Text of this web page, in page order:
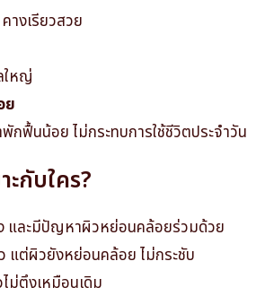
างเรียวสวย
ใหญ่
ย
พักฟื้นน้อย ไม่กระทบการใช้ชีวิตประจำวัน
กับใคร?
และมีปัญหาผิวหย่อนคล้อยร่วมด้วย
แต่ผิวยังหย่อนคล้อย ไม่กระชับ
ม่ตึงเหมือนเดิม